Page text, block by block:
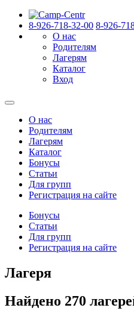
8-926-718-32-00 8-926-
О нас
Родителям
Лагерям
Каталог
Вход
О нас
Родителям
Лагерям
Каталог
Бонусы
Статьи
Для групп
Регистрация на сайте
Бонусы
Статьи
Для групп
Регистрация на сайте
Лагеря
Найдено 270